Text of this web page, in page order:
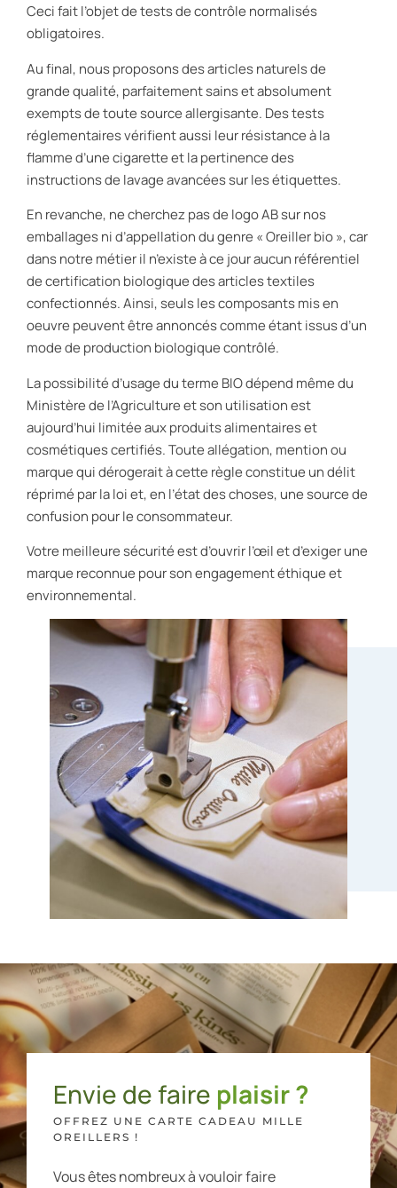
Ceci fait l’objet de tests de contrôle normalisés
obligatoires.
Au final, nous proposons des articles naturels de
grande qualité, parfaitement sains et absolument
exempts de toute source allergisante. Des tests
réglementaires vérifient aussi leur résistance à la
flamme d’une cigarette et la pertinence des
instructions de lavage avancées sur les étiquettes.
En revanche, ne cherchez pas de logo AB sur nos
emballages ni d’appellation du genre « Oreiller bio », car
dans notre métier il n’existe à ce jour aucun référentiel
de certification biologique des articles textiles
confectionnés. Ainsi, seuls les composants mis en
oeuvre peuvent être annoncés comme étant issus d’un
mode de production biologique contrôlé.
La possibilité d’usage du terme BIO dépend même du
Ministère de l’Agriculture et son utilisation est
aujourd’hui limitée aux produits alimentaires et
cosmétiques certifiés. Toute allégation, mention ou
marque qui dérogerait à cette règle constitue un délit
réprimé par la loi et, en l’état des choses, une source de
confusion pour le consommateur.
Votre meilleure sécurité est d’ouvrir l’œil et d’exiger une
marque reconnue pour son engagement éthique et
environnemental.
Envie de faire plaisir ?
OFFREZ UNE CARTE CADEAU MILLE
OREILLERS !
Vous êtes nombreux à vouloir faire